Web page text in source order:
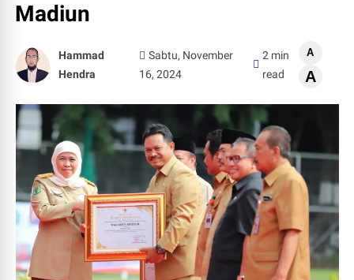
Madiun
Hammad
Hendra
Sabtu, November
16, 2024
2 min
read
A
A